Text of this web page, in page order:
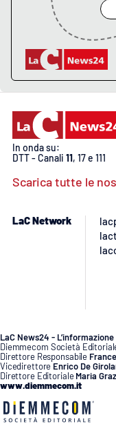
Storie
Lacplay.it
Ilvibonese.it
In onda su:
DTT - Canali 11, 17 e 111
Scarica tutte le
LaC Network
LaC News24 -
Diemmecom Società
Direttore Responsabile
Vicedirettore Enrico De
Direttore Editoriale Maria
www.diemmecom.it